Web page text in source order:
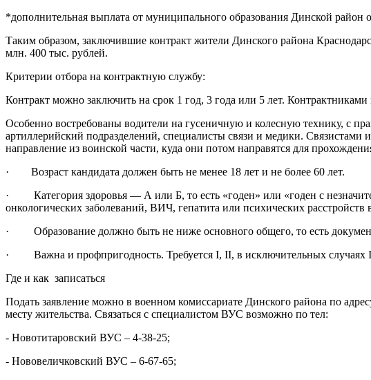
*дополнительная выплата от муниципального образования Динской район
Таким образом, заключившие контракт жители Динского района
млн. 400 тыс. рублей.
Критерии отбора на контрактную службу:
Контракт можно заключить на срок 1 год, 3 года или 5 лет.
Особенно востребованы водители на гусеничную и колесную технику, с
артиллерийский подразделений, специалисты связи и медики.
направление из воинской части, куда они потом направятся для
· Возраст кандидата должен быть не менее 18 лет и не более 60 лет.
· Категория здоровья — А или Б, то есть «годен» или «годен с
онкологических заболеваний, ВИЧ, гепатита или психических расстройств
· Образование должно быть не ниже основного общего, то есть документ
· Важна и профпригодность. Требуется I, II, в исключительных случаях
Где и как записаться
Подать заявление можно в военном комиссариате Динского района по
месту жительства. Связаться с специалистом ВУС возможно по тел:
- Новотитаровский ВУС – 4-38-25;
- Нововеличковский ВУС – 6-67-65;